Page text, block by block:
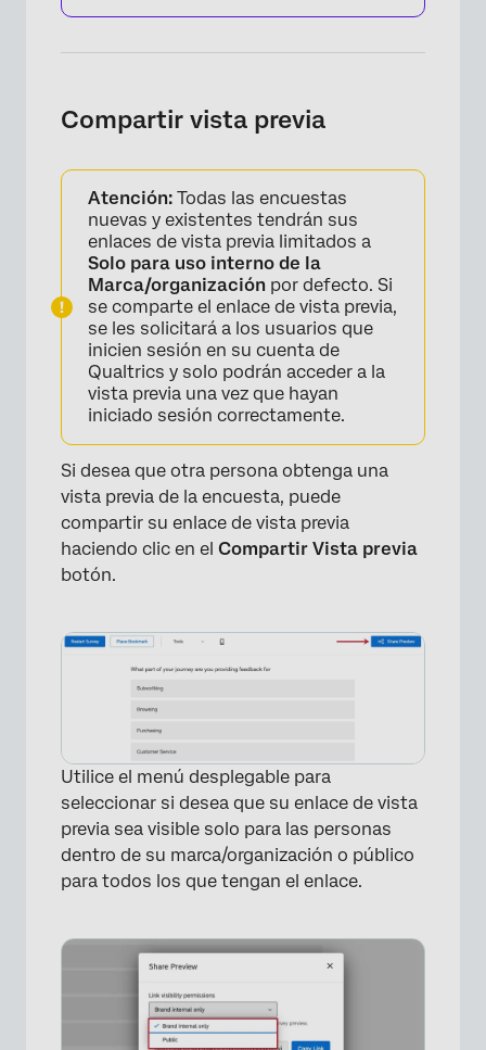
×
Compartir vista previa
Atención: Todas las encuestas
nuevas y existentes tendrán sus
enlaces de vista previa limitados a
Solo para uso interno de la
Marca/organización por defecto. Si
se comparte el enlace de vista previa,
se les solicitará a los usuarios que
inicien sesión en su cuenta de
Qualtrics y solo podrán acceder a la
vista previa una vez que hayan
iniciado sesión correctamente.
Si desea que otra persona obtenga una
vista previa de la encuesta, puede
compartir su enlace de vista previa
haciendo clic en el Compartir Vista previa
botón.
Utilice el menú desplegable para
seleccionar si desea que su enlace de vista
previa sea visible solo para las personas
dentro de su marca/organización o público
para todos los que tengan el enlace.